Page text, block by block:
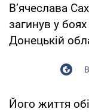
В’ячеслава
загинув у
Донецькій
Його життя